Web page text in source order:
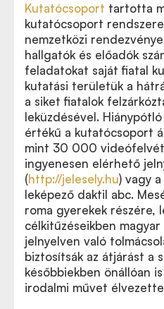
Kutatócsoport tartotta
kutatócsoport
nemzetközi
hallgatók és előadók
feladatokat saját fiatal
kutatási területük a
a siket fiatalok
leküzdésével.
értékű a kutatócsoport
mint 30 000
ingyenesen elérhető
(http://jelesely.hu) vagy
leképező daktil abc.
roma gyerekek részére,
célkitűzéseikben
jelnyelven való
biztosítsák az átjárást a
későbbiekben önállóan
irodalmi művet